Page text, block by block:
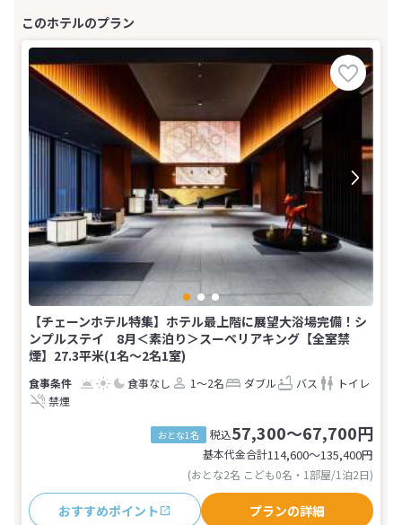
【チェーンホテル特集】ホテル最上階に展望大浴場完備！シ
ンプルステイ 8月＜素泊り＞スーペリアキング【全室禁
煙】27.3平米(1名～2名1室)
食事なし 1～2名 ダブル バス
トイレ
禁煙
おとな1名 税込57,300～67,700円
基本代金合計114,600〜135,400円
(おとな2名 こども0名・1部屋/1泊2日)
おすすめポイント プランの詳細